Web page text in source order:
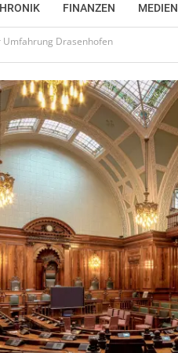
FINANZEN MEDIEN
Drasenhofen